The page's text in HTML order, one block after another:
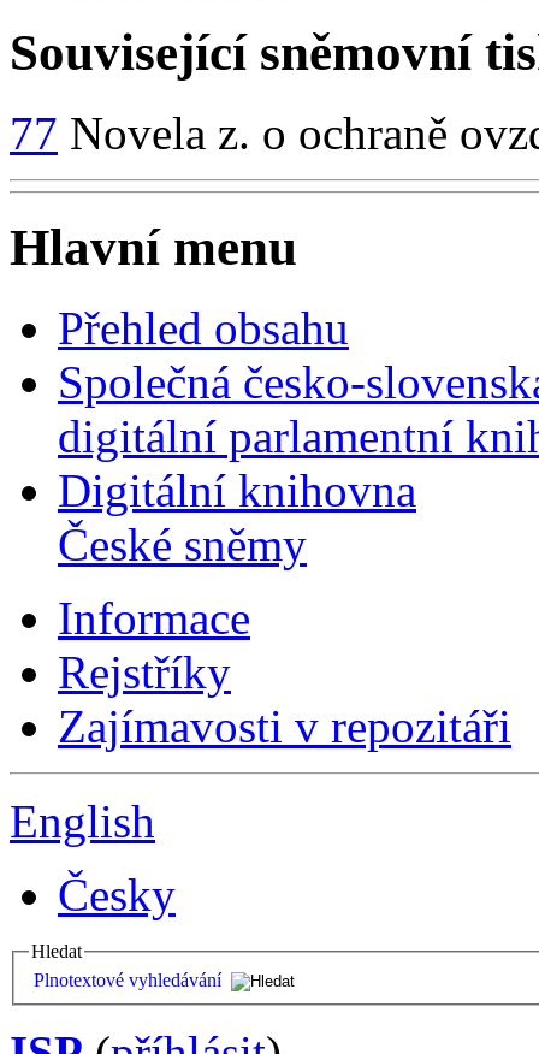
Související sněmovní
77 Novela z. o ochraně
Hlavní menu
Přehled obsahu
Společná česko-
digitální parlamentní
Digitální knihovna
České sněmy
Informace
Rejstříky
Zajímavosti v repozitáři
English
Česky
Hledat
Plnotextové vyhledávání